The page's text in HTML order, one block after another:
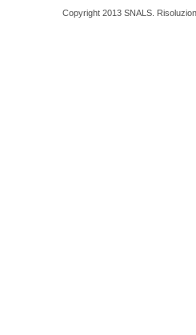
Copyright 2013 SNALS.